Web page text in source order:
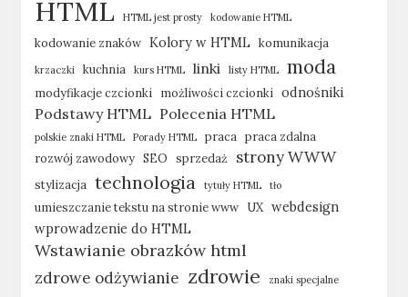
HTML HTML jest prosty kodowanie HTML
kodowanie znaków Kolory w HTML komunikacja
krzaczki kuchnia kurs HTML linki listy HTML moda
modyfikacje czcionki możliwości czcionki odnośniki
Podstawy HTML Polecenia HTML
polskie znaki HTML Porady HTML praca praca zdalna
rozwój zawodowy SEO sprzedaż strony WWW
stylizacja technologia tytuły HTML tło
umieszczanie tekstu na stronie www UX webdesign
wprowadzenie do HTML
Wstawianie obrazków html
zdrowe odżywianie zdrowie znaki specjalne